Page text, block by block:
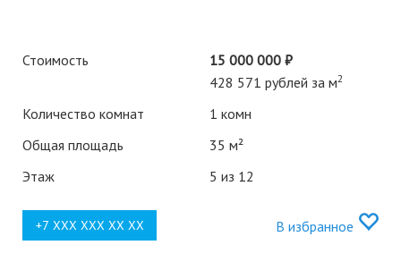
Стоимость
15 000 000 ₽
428 571 рублей за м2
Количество комнат
1 комн
Общая площадь
35 м²
Этаж
5 из 12
В избранное